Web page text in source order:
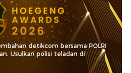
detikcom bersama POLRI
Usulkan polisi teladan di